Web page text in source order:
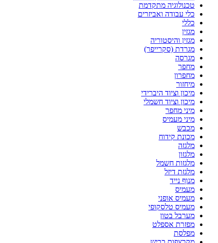
טכנולוגיה מתקדמת
כלי עבודה ואביזרים
כללי
מגזין
מגזין והיסטוריה
מגרדת (סקרייפר)
מגרסה
מחפר
מחפרון
מיחזור
מיכון וציוד היברידי
מיכון וציוד חשמלי
מיני מחפר
מיני מעמיס
מכבש
מכונת קידוח
מלגזה
מלגזון
מלגזות חשמל
מלגזת דיזל
מנוף נייד
מעמיס
מעמיס אופני
מעמיס טלסקופי
מערבל בטון
מפזרת אספלט
מפלסת